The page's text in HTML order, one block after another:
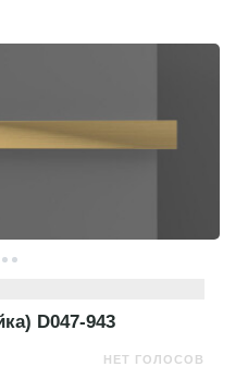
D047-943
НЕТ ГОЛОСОВ